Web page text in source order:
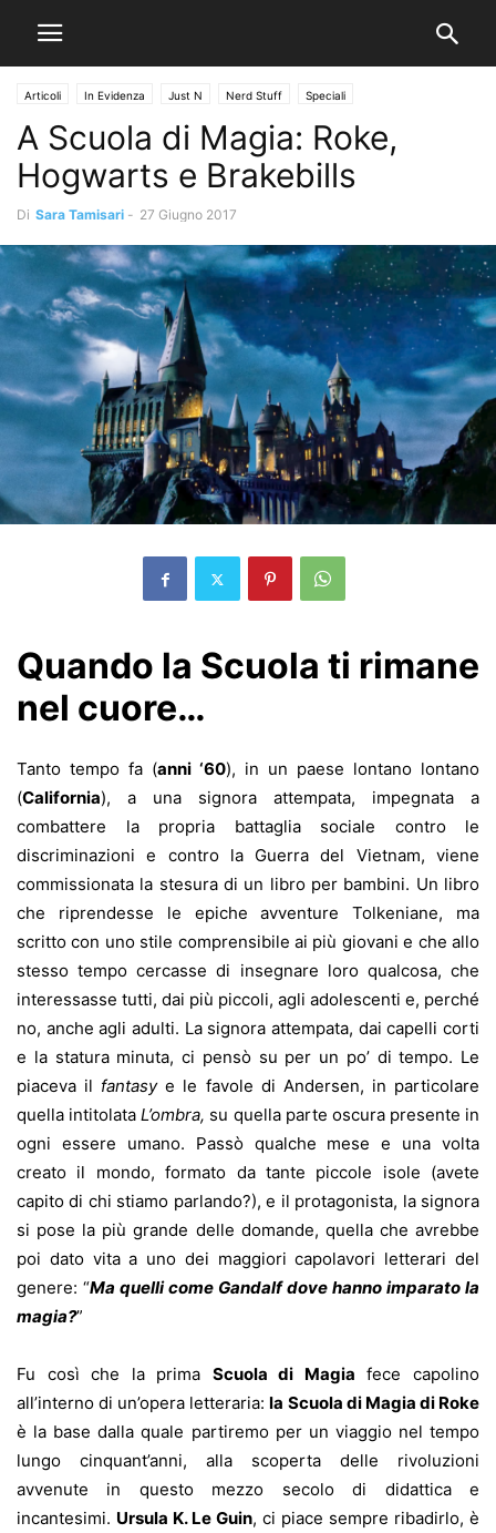
Articoli In Evidenza Just N Nerd Stuff Speciali
A Scuola di Magia: Roke,
Hogwarts e Brakebills
Di Sara Tamisari - 27 Giugno 2017
Quando la Scuola ti rimane
nel cuore…
Tanto tempo fa (anni ‘60), in un paese lontano lontano
(California), a una signora attempata, impegnata a
combattere la propria battaglia sociale contro le
discriminazioni e contro la Guerra del Vietnam, viene
commissionata la stesura di un libro per bambini. Un libro
che riprendesse le epiche avventure Tolkeniane, ma
scritto con uno stile comprensibile ai più giovani e che allo
stesso tempo cercasse di insegnare loro qualcosa, che
interessasse tutti, dai più piccoli, agli adolescenti e, perché
no, anche agli adulti. La signora attempata, dai capelli corti
e la statura minuta, ci pensò su per un po’ di tempo. Le
piaceva il fantasye le favole di Andersen, in particolare
quella intitolataL’ombra, su quella parte oscura presente in
ogni essere umano. Passò qualche mese e una volta
creato il mondo, formato da tante piccole isole (avete
capito di chi stiamo parlando?), e il protagonista, la signora
si pose la più grande delle domande, quella che avrebbe
poi dato vita a uno dei maggiori capolavori letterari del
genere: “Ma quelli come Gandalf dove hanno imparato la
magia?”
Fu così che la prima Scuola di Magia fece capolino
all’interno di un’opera letteraria:la Scuola di Magia di Roke
è la base dalla quale partiremo per un viaggio nel tempo
lungo cinquant’anni, alla scoperta delle rivoluzioni
avvenute in questo mezzo secolo di didattica e
incantesimi. Ursula K. Le Guin, ci piace sempre ribadirlo, è